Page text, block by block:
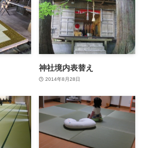
神社境内表替え
2014年8月28日